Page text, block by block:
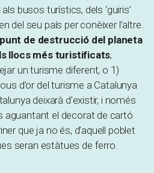
als busos turístics, dels ‘guiris’
del seu país per conèixer l’altre.
de destrucció del planeta
llocs més turistificats,
un turisme diferent, o 1)
d’or del turisme a Catalunya
deixarà d’existir, i només
aguantant el decorat de cartó
que ja no és, d’aquell poblet
seran estàtues de ferro.